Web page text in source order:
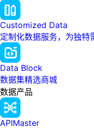
Customized Data
定制化数据服务，为独特
Data Block
数据集精选商城
数据产品
APIMaster